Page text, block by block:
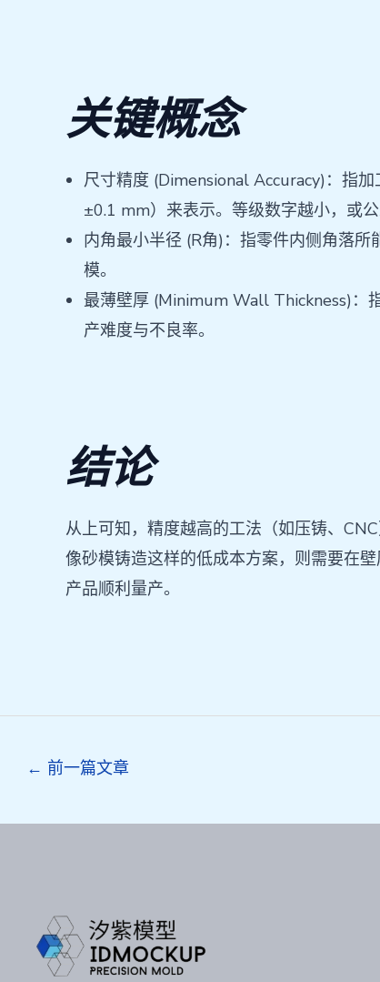
关键概念
尺寸精度 (Dimensional Accuracy)：指
±0.1 mm）来表示。等级数字越小，或
内角最小半径 (R角)：指零件内侧角落
模。
最薄壁厚 (Minimum Wall Thickness)：
产难度与不良率。
结论
从上可知，精度越高的工法（如压铸、
像砂模铸造这样的低成本方案，则需要在
产品顺利量产。
← 前一篇文章